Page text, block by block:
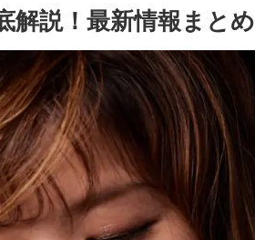
解説！最新情報まとめ